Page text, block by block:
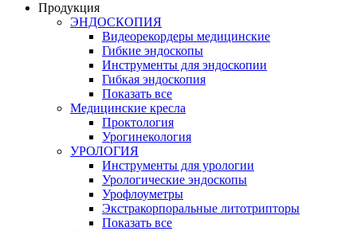
Продукция
ЭНДОСКОПИЯ
Видеорекордеры медицинские
Гибкие эндоскопы
Инструменты для эндоскопии
Гибкая эндоскопия
Показать все
Медицинские кресла
Проктология
Урогинекология
УРОЛОГИЯ
Инструменты для урологии
Урологические эндоскопы
Урофлоуметры
Экстракорпоральные литотрипторы
Показать все